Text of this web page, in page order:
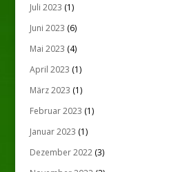
Juli 2023 (1)
Juni 2023 (6)
Mai 2023 (4)
April 2023 (1)
März 2023 (1)
Februar 2023 (1)
Januar 2023 (1)
Dezember 2022(3)